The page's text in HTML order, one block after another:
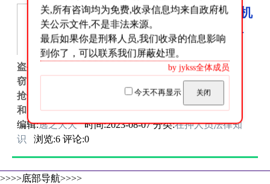
盗窃、抢夺、毁灭国家机
关公文、证件、印章罪-
刑法条目第280条1款
盗窃、抢夺、毁灭国家机关公文、证件、印章罪盗
窃、抢夺、毁灭国家机关公文、证件、印章罪盗窃、
抢夺、毁灭国家机关公文、证件、印章罪中华人民共
和国刑法司法解释构成要件...
编辑:逃之夭夭 时间:2023-08-07 分类:在押人员法律知
识
浏览:6 评论:0
>>>>底部导航>>>>
关,所有咨询均为免费,收录信息均来自政府机
关公示文件,不是非法来源。
最后如果你是刑释人员,我们收录的信息影响
到你了，可以联系我们屏蔽处理。
by jykss全体成员
今天不再显示 关闭